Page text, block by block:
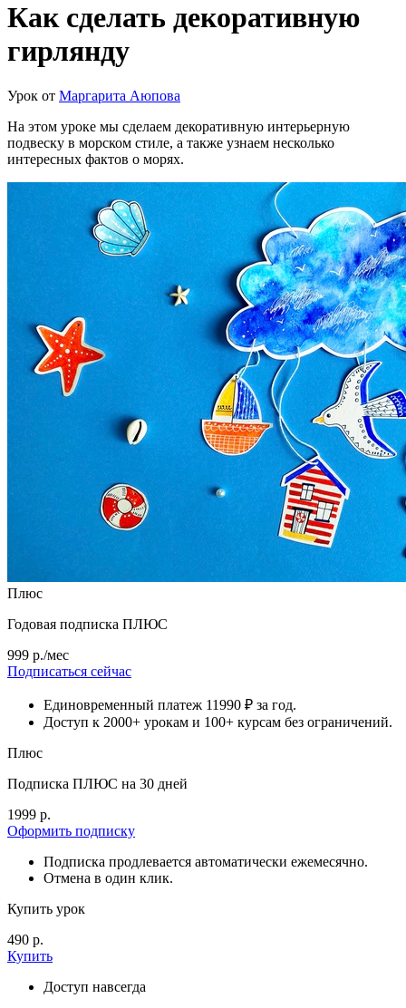
Как сделать декоративную
гирлянду
Урок от Маргарита Аюпова
На этом уроке мы сделаем декоративную интерьерную
подвеску в морском стиле, а также узнаем несколько
интересных фактов о морях.
Плюс
Годовая подписка ПЛЮС
999 р./мес
Подписаться сейчас
Единовременный платеж 11990 ₽ за год.
Доступ к 2000+ урокам и 100+ курсам без ограничений.
Плюс
Подписка ПЛЮС на 30 дней
1999 р.
Оформить подписку
Подписка продлевается автоматически ежемесячно.
Отмена в один клик.
Купить урок
490 р.
Купить
Доступ навсегда